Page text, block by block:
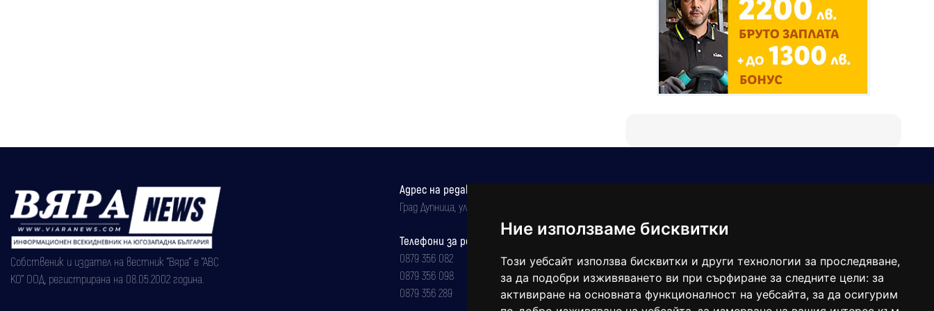
Ние използваме бисквитки
Този уебсайт използва бисквитки и други технологии за проследяване,
за да подобри изживяването ви при сърфиране за следните цели: за
активиране на основната функционалност на уебсайта, за да осигурим
Собственик и издател на вестник "Вяра" е "АВС
КО" ООД, регистрирана на 08.05.2002 година.
Адрес на редакцията
Град Дупница, ул.''Христо Ботев" 43
Телефони за реклама и абонаменти
0879 356 082
0879 356 098
0879 356 289
balgarkanews@gmail.com